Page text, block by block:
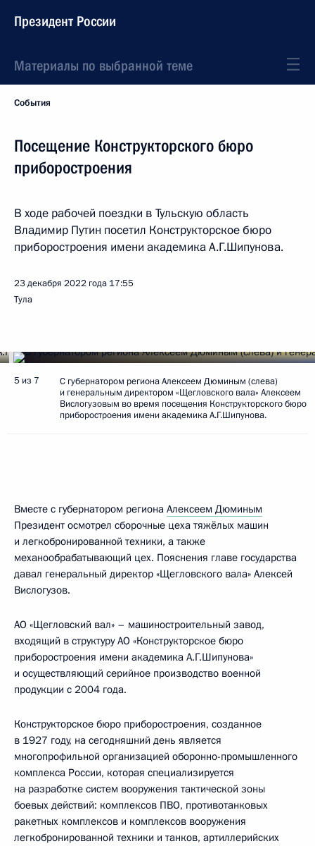
Президент России
Материалы по выбранной теме
События
Посещение Конструкторского бюро
приборостроения
В ходе рабочей поездки в Тульскую область
Владимир Путин посетил Конструкторское бюро
приборостроения имени академика А.Г.Шипунова.
23 декабря 2022 года 17:55
Тула
5 из 7
С губернатором региона Алексеем Дюминым (слева)
и генеральным директором «Щегловского вала» Алексеем
Вислогузовым во время посещения Конструкторского бюро
приборостроения имени академика А.Г.Шипунова.
Вместе с губернатором региона Алексеем Дюминым
Президент осмотрел сборочные цеха тяжёлых машин
и легкобронированной техники, а также
механообрабатывающий цех. Пояснения главе государства
давал генеральный директор «Щегловского вала» Алексей
Вислогузов.
АО «Щегловский вал» – машиностроительный завод,
входящий в структуру АО «Конструкторское бюро
приборостроения имени академика А.Г.Шипунова»
и осуществляющий серийное производство военной
продукции с 2004 года.
Конструкторское бюро приборостроения, созданное
в 1927 году, на сегодняшний день является
многопрофильной организацией оборонно-промышленного
комплекса России, которая специализируется
на разработке систем вооружения тактической зоны
боевых действий: комплексов ПВО, противотанковых
ракетных комплексов и комплексов вооружения
легкобронированной техники и танков, артиллерийских